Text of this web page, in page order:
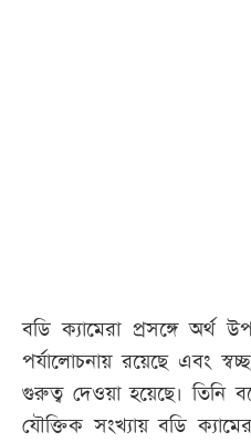
বডি ক্যামেরা প্রসঙ্গে অর্থ
পর্যালোচনায় রয়েছে এবং
গুরুত্ব দেওয়া হয়েছে। তিনি
যৌক্তিক সংখ্যায় বডি